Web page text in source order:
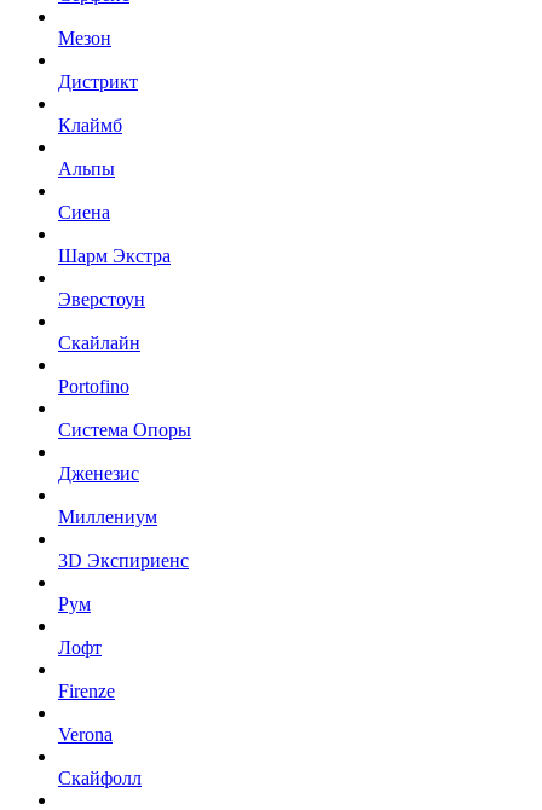
Мезон
Дистрикт
Клаймб
Альпы
Сиена
Шарм Экстра
Эверстоун
Скайлайн
Portofino
Система Опоры
Дженезис
Миллениум
3D Экспириенс
Рум
Лофт
Firenze
Verona
Скайфолл